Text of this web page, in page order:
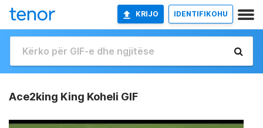
KRIJO IDENTIFIKOHU
Ace2king King Koheli GIF